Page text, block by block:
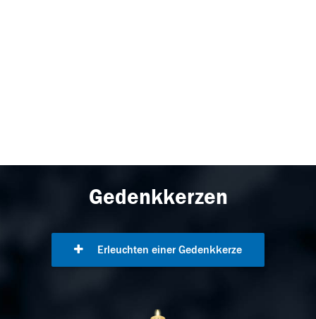
Gedenkkerzen
Erleuchten einer Gedenkkerze